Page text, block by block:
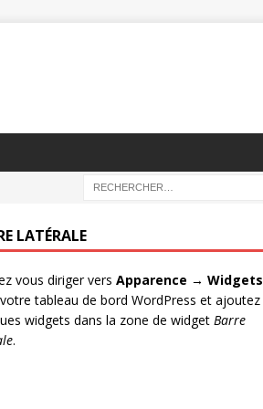
LATÉRALE
vous diriger vers Apparence → Widgets
tableau de bord WordPress et ajoutez
widgets dans la zone de widget Barre
.